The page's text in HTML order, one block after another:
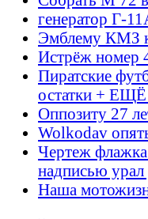
генератор Г-
Эмблему КМЗ
Истрёж номер
Пиратские
остатки +
Оппозиту 27
Wolkodav
Чертеж
надписью урал
Наша